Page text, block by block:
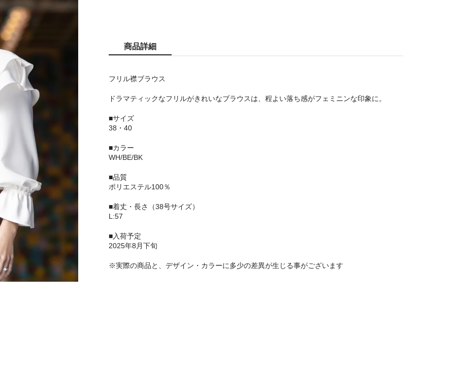
商品詳細
フリル襟ブラウス
ドラマティックなフリルがきれいなブラウスは、程よい落ち感がフェミニンな印象に。
■サイズ
38・40
■カラー
WH/BE/BK
■品質
ポリエステル100％
■着丈・長さ（38号サイズ）
L:57
■入荷予定
2025年8月下旬
※実際の商品と、デザイン・カラーに多少の差異が生じる事がございます